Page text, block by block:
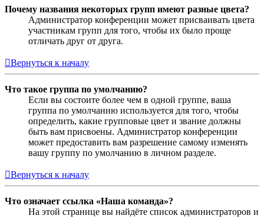
Почему названия некоторых групп имеют разные цвета?
Администратор конференции может присваивать цвета
участникам групп для того, чтобы их было проще
отличать друг от друга.
Вернуться к началу
Что такое группа по умолчанию?
Если вы состоите более чем в одной группе, ваша
группа по умолчанию используется для того, чтобы
определить, какие групповые цвет и звание должны
быть вам присвоены. Администратор конференции
может предоставить вам разрешение самому изменять
вашу группу по умолчанию в личном разделе.
Вернуться к началу
Что означает ссылка «Наша команда»?
На этой странице вы найдёте список администраторов и